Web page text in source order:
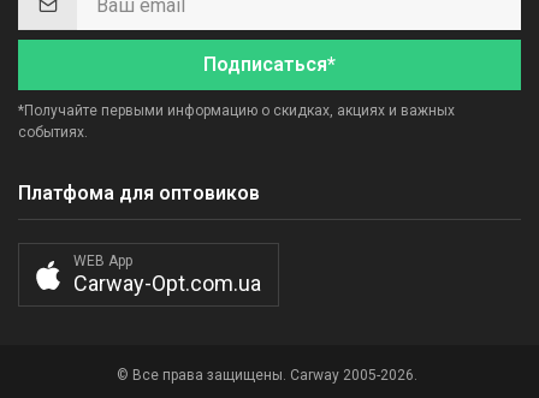
Подписаться*
*Получайте первыми информацию о скидках, акциях и важных
событиях.
Платфома для оптовиков
WEB App
Carway-Opt.com.ua
© Все права защищены. Carway 2005-2026.